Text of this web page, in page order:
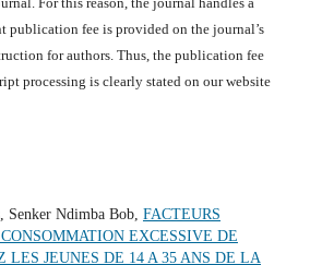
publication fee is provided on the journal’s
for authors. Thus, the publication fee
processing is clearly stated on our website
Senker Ndimba Bob, FACTEURS
EXCESSIVE DE
LES JEUNES DE 14 A 35 ANS DE LA